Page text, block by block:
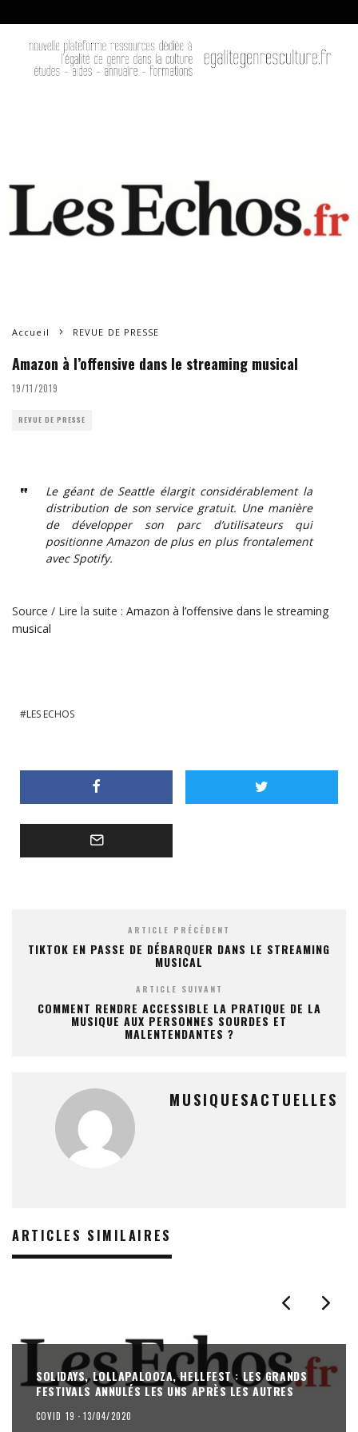
Accueil REVUE DE PRESSE
Amazon à l’offensive dans le streaming musical
19/11/2019
REVUE DE PRESSE
Le géant de Seattle élargit considérablement la
distribution de son service gratuit. Une manière
de développer son parc d’utilisateurs qui
positionne Amazon de plus en plus frontalement
avec Spotify.
Source / Lire la suite : Amazon à l’offensive dans le streaming
musical
LES ECHOS
ARTICLE PRÉCÉDENT
TIKTOK EN PASSE DE DÉBARQUER DANS LE STREAMING
MUSICAL
ARTICLE SUIVANT
COMMENT RENDRE ACCESSIBLE LA PRATIQUE DE LA
MUSIQUE AUX PERSONNES SOURDES ET
MALENTENDANTES ?
MUSIQUESACTUELLES
ARTICLES SIMILAIRES
SOLIDAYS, LOLLAPALOOZA, HELLFEST : LES GRANDS
FESTIVALS ANNULÉS LES UNS APRÈS LES AUTRES
COVID 19 · 13/04/2020